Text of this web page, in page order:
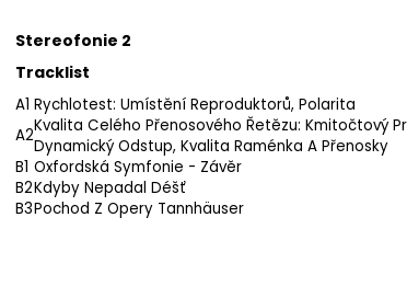
Stereofonie 2
Tracklist
A1 Rychlotest: Umístění Reproduktorů, Polarita
A2Kvalita Celého Přenosového Řetězu: Kmitočtový
Dynamický Odstup, Kvalita Raménka A Přenosky
B1 Oxfordská Symfonie - Závěr
B2Kdyby Nepadal Déšť
B3Pochod Z Opery Tannhäuser